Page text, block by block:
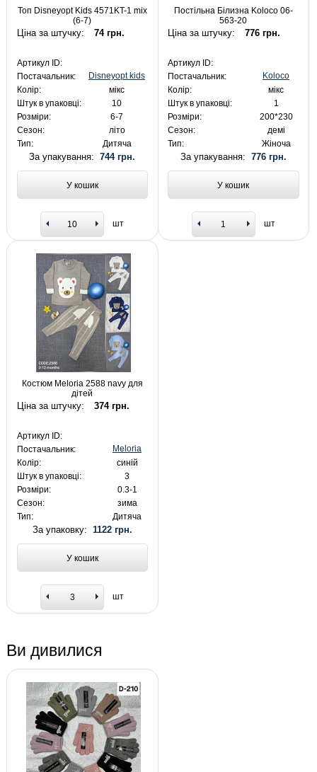
Топ Disneyopt Kids 4571KT-1 mix
(6-7)
Ціна за штучку: 74 грн.
Артикул ID:
Постачальник:
Disneyopt kids
Колір:
мікс
Штук в упаковці:
10
Розміри:
6-7
Сезон:
літо
Тип:
Дитяча
За упакування:744 грн.
У кошик
шт
Постільна Білизна Koloco 06-
563-20
Ціна за штучку: 776 грн.
Артикул ID:
Постачальник:
Koloco
Колір:
мікс
Штук в упаковці:
1
Розміри:
200*230
Сезон:
демі
Тип:
Жіноча
За упакування: 776 грн.
У кошик
шт
Костюм Meloria 2588 navy для
дітей
Ціна за штучку: 374 грн.
Артикул ID:
Постачальник:
Meloria
Колір:
синій
Штук в упаковці:
3
Розміри:
0.3-1
Сезон:
зима
Тип:
Дитяча
За упаковку: 1122 грн.
У кошик
шт
Ви дивилися